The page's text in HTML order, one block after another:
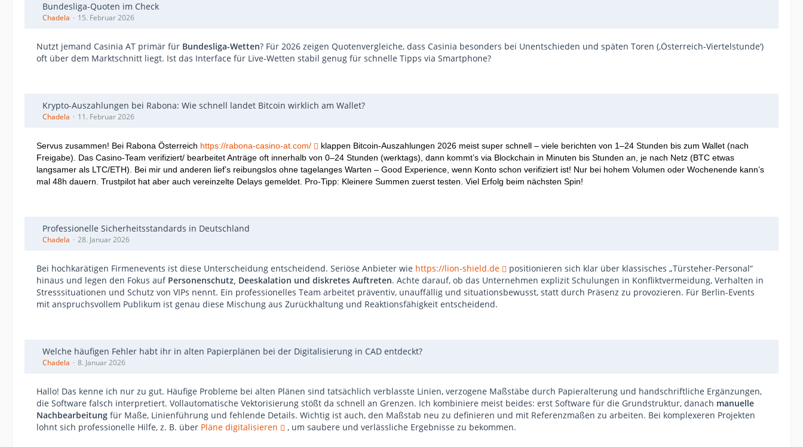
Bundesliga-Quoten im Check
Chadela 15. Februar 2026
Nutzt jemand Casinia AT primär für Bundesliga-Wetten? Für 2026 zeigen Quotenvergleiche, dass Casinia besonders bei Unentschieden und späten Toren (‚Österreich-Viertelstunde‘)
oft über dem Marktschnitt liegt. Ist das Interface für Live-Wetten stabil genug für schnelle Tipps via Smartphone?
Krypto-Auszahlungen bei Rabona: Wie schnell landet Bitcoin wirklich am Wallet?
Chadela 11. Februar 2026
Servus zusammen! Bei Rabona Österreich https://rabona-casino-at.com/
klappen Bitcoin-Auszahlungen 2026 meist super schnell – viele berichten von 1–24 Stunden bis zum Wallet (nach
Freigabe). Das Casino-Team verifiziert/ bearbeitet Anträge oft innerhalb von 0–24 Stunden (werktags), dann kommt’s via Blockchain in Minuten bis Stunden an, je nach Netz (BTC etwas
langsamer als LTC/ETH). Bei mir und anderen lief’s reibungslos ohne tagelanges Warten – Good Experience, wenn Konto schon verifiziert ist! Nur bei hohem Volumen oder Wochenende kann’s
mal 48h dauern. Trustpilot hat aber auch vereinzelte Delays gemeldet. Pro-Tipp: Kleinere Summen zuerst testen. Viel Erfolg beim nächsten Spin!
Professionelle Sicherheitsstandards in Deutschland
Chadela 28. Januar 2026
Bei hochkarätigen Firmenevents ist diese Unterscheidung entscheidend. Seriöse Anbieter wie https://lion-shield.de
positionieren sich klar über klassisches „Türsteher-Personal“
hinaus und legen den Fokus auf Personenschutz, Deeskalation und diskretes Auftreten. Achte darauf, ob das Unternehmen explizit Schulungen in Konfliktvermeidung, Verhalten in
Stresssituationen und Schutz von VIPs nennt. Ein professionelles Team arbeitet präventiv, unauffällig und situationsbewusst, statt durch Präsenz zu provozieren. Für Berlin-Events
mit anspruchsvollem Publikum ist genau diese Mischung aus Zurückhaltung und Reaktionsfähigkeit entscheidend.
Welche häufigen Fehler habt ihr in alten Papierplänen bei der Digitalisierung in CAD entdeckt?
Chadela 8. Januar 2026
Hallo! Das kenne ich nur zu gut. Häufige Probleme bei alten Plänen sind tatsächlich verblasste Linien, verzogene Maßstäbe durch Papieralterung und handschriftliche Ergänzungen,
die Software falsch interpretiert. Vollautomatische Vektorisierung stößt da schnell an Grenzen. Ich kombiniere meist beides: erst Software für die Grundstruktur, danach manuelle
Nachbearbeitung für Maße, Linienführung und fehlende Details. Wichtig ist auch, den Maßstab neu zu definieren und mit Referenzmaßen zu arbeiten. Bei komplexeren Projekten
lohnt sich professionelle Hilfe, z. B. über Pläne digitalisieren , um saubere und verlässliche Ergebnisse zu bekommen.